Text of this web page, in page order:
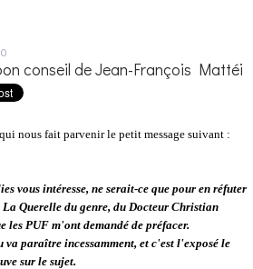
conseil de Jean-François Mattéi
nous fait parvenir le petit message suivant :
vous intéresse, ne serait-ce que pour en réfuter
La Querelle du genre, du Docteur Christian
PUF m'ont demandé de préfacer.
paraître incessamment, et c'est l'exposé le
sur le sujet.